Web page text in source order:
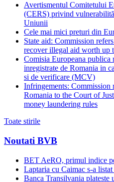
Avertismentul Comitetului
(CERS) privind
Uniunii
Cele mai mici preturi din
State aid: Commission
recover illegal aid worth up
Comisia Europeana
inregistrate de Romania in
si de verificare (MCV)
Infringements: Commission
Romania to the Court of
money laundering rules
Toate stirile
Noutati BVB
BET AeRO, primul indice
Laptaria cu Caimac s-a
Banca Transilvania plateste